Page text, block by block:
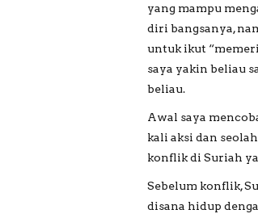
yang mampu
diri bangsanya,
untuk ikut
saya yakin beliau
beliau.
Awal saya
kali aksi dan
konflik di Suriah
Sebelum konflik,
disana hidup